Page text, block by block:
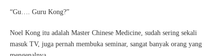
“Gu…. Guru Kong?”
Noel Kong itu adalah Master Chinese Medicine, sudah sering sekali
masuk TV, juga pernah membuka seminar, sangat banyak orang yang